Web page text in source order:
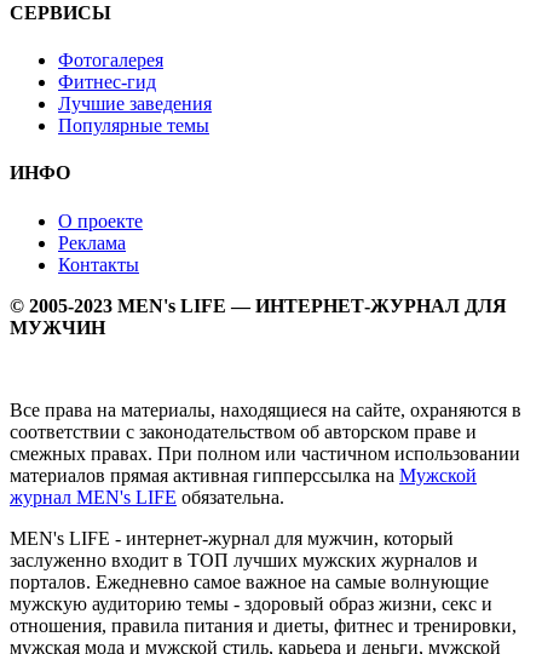
СЕРВИСЫ
Фотогалерея
Фитнес-гид
Лучшие заведения
Популярные темы
ИНФО
О проекте
Реклама
Контакты
© 2005-2023 MEN's LIFE — ИНТЕРНЕТ-ЖУРНАЛ ДЛЯ
МУЖЧИН
Все права на материалы, находящиеся на сайте, охраняются в
соответствии с законодательством об авторском праве и
смежных правах. При полном или частичном использовании
материалов прямая активная гипперссылка на Мужской
журнал MEN's LIFE обязательна.
MEN's LIFE - интернет-журнал для мужчин, который
заслуженно входит в ТОП лучших мужских журналов и
порталов. Ежедневно самое важное на самые волнующие
мужскую аудиторию темы - здоровый образ жизни, секс и
отношения, правила питания и диеты, фитнес и тренировки,
мужская мода и мужской стиль, карьера и деньги, мужской